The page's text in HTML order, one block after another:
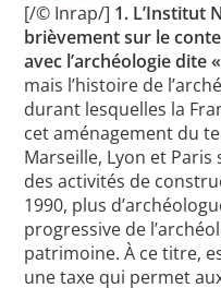
[/© Inrap/] 1. L’Institut
brièvement sur le
avec l’archéologie dite
mais l’histoire de
durant lesquelles la
cet aménagement du
Marseille, Lyon et
des activités de
1990, plus
progressive de
patrimoine. À ce titre,
une taxe qui permet